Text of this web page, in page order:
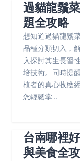
過貓龍鬚
題全攻略
想知道過貓龍鬚
品種分類切入，
入探討其生長習
培技術。同時提
植者的真心收穫
您輕鬆掌...
台南哪裡
與美食全